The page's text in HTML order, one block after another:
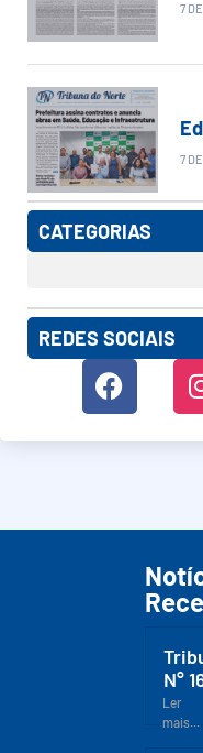
7
7
CATEGORIAS
REDES SOCIAIS
N°
Ler
mais...